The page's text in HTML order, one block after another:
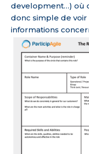
development…) où
donc simple de
informations